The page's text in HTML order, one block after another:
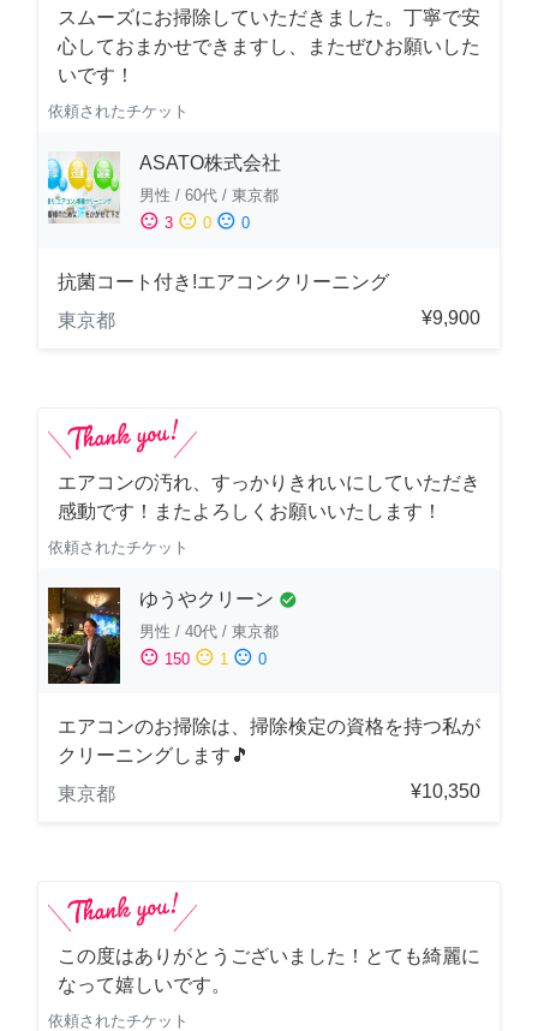
スムーズにお掃除していただきました。丁寧で安
心しておまかせできますし、またぜひお願いした
いです！
依頼されたチケット
ASATO株式会社
男性 / 60代 / 東京都
sentiment_satisfied 3 sentiment_neutral 0 sentiment_dissatisfied 0
抗菌コート付き!エアコンクリーニング
東京都
¥9,900
エアコンの汚れ、すっかりきれいにしていただき
感動です！またよろしくお願いいたします！
依頼されたチケット
ゆうやクリーン check_circle
男性 / 40代 / 東京都
sentiment_satisfied 150 sentiment_neutral 1 sentiment_dissatisfied 0
エアコンのお掃除は、掃除検定の資格を持つ私が
クリーニングします🎵
東京都
¥10,350
この度はありがとうございました！とても綺麗に
なって嬉しいです。
依頼されたチケット